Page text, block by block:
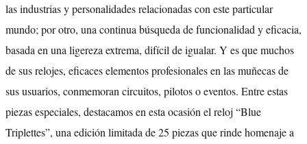
las industrias y personalidades relacionadas con este particular
mundo; por otro, una continua búsqueda de funcionalidad y eficacia,
basada en una ligereza extrema, difícil de igualar. Y es que muchos
de sus relojes, eficaces elementos profesionales en las muñecas de
sus usuarios, conmemoran circuitos, pilotos o eventos. Entre estas
piezas especiales, destacamos en esta ocasión el reloj “Blue
Triplettes”, una edición limitada de 25 piezas que rinde homenaje a